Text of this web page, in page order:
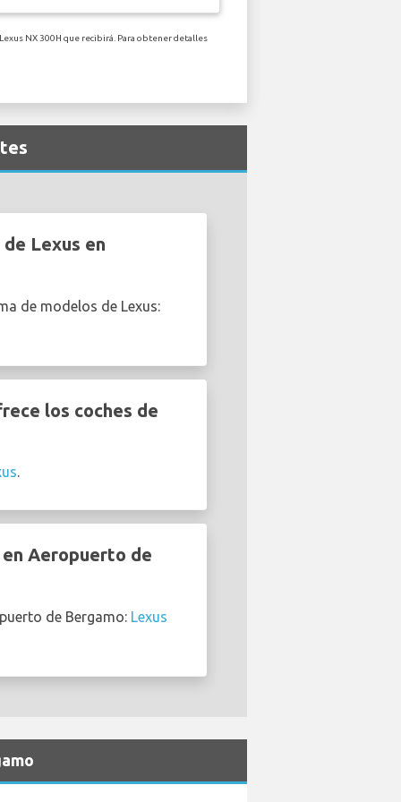
NX 300H que recibirá. Para obtener detalles
Lexus en
de modelos de Lexus:
los coches de
.
Aeropuerto de
de Bergamo: Lexus